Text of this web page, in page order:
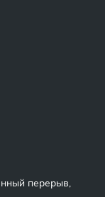
перерыв,